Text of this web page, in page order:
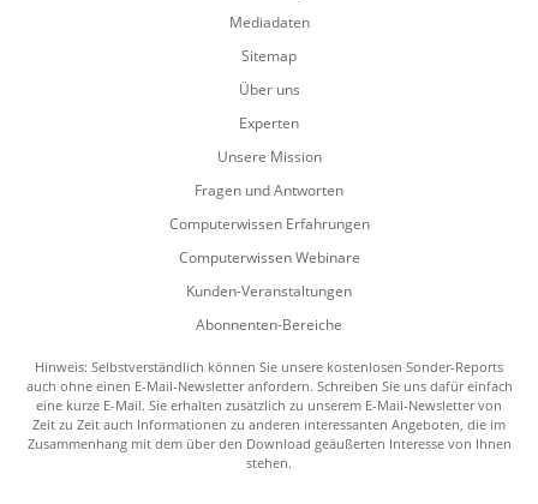
Mediadaten
Sitemap
Über uns
Experten
Unsere Mission
Fragen und Antworten
Computerwissen Erfahrungen
Computerwissen Webinare
Kunden-Veranstaltungen
Abonnenten-Bereiche
Hinweis: Selbstverständlich können Sie unsere kostenlosen Sonder-Reports
auch ohne einen E-Mail-Newsletter anfordern. Schreiben Sie uns dafür einfach
eine kurze E-Mail. Sie erhalten zusätzlich zu unserem E-Mail-Newsletter von
Zeit zu Zeit auch Informationen zu anderen interessanten Angeboten, die im
Zusammenhang mit dem über den Download geäußerten Interesse von Ihnen
stehen.